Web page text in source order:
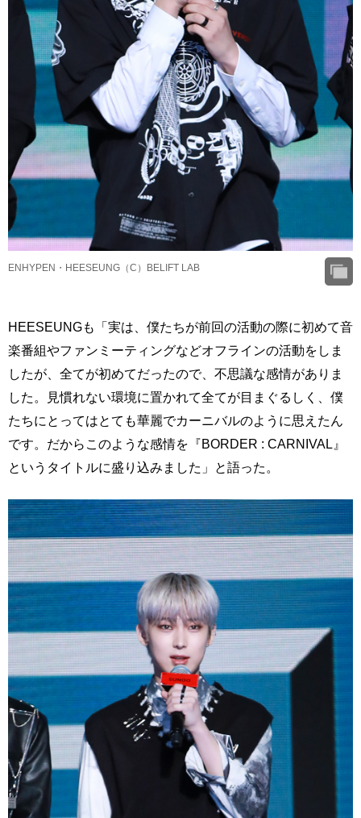
ENHYPEN・HEESEUNG（C）BELIFT LAB
HEESEUNGも「実は、僕たちが前回の活動の際に初めて音
楽番組やファンミーティングなどオフラインの活動をしま
したが、全てが初めてだったので、不思議な感情がありま
した。見慣れない環境に置かれて全てが目まぐるしく、僕
たちにとってはとても華麗でカーニバルのように思えたん
です。だからこのような感情を『BORDER : CARNIVAL』
というタイトルに盛り込みました」と語った。